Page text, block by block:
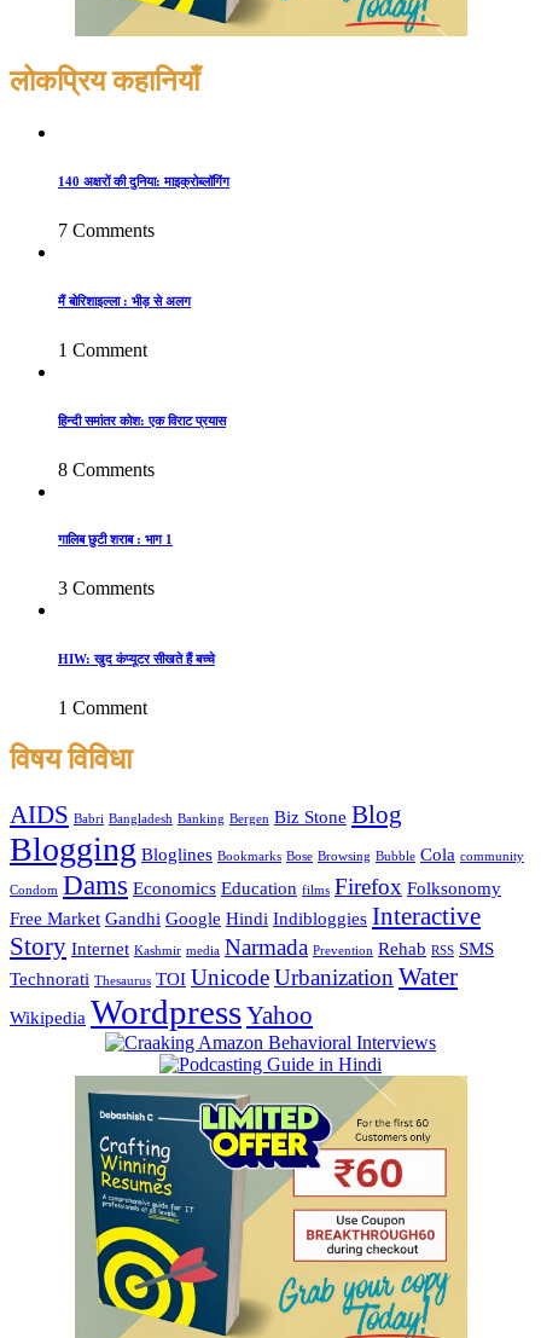
लोकप्रिय कहानियाँ
140 अक्षरों की दुनिया: माइक्रोब्लॉगिंग
7 Comments
मैं बोरिशाइल्ला : भीड़ से अलग
1 Comment
हिन्दी समांतर कोश: एक विराट प्रयास
8 Comments
गालिब छुटी शराब : भाग 1
3 Comments
HIW: खुद कंप्यूटर सीखते हैं बच्चे
1 Comment
विषय विविधा
AIDS Babri Bangladesh Banking Bergen Biz Stone Blog
Blogging Bloglines Bookmarks Bose Browsing Bubble Cola community
Condom Dams Economics Education films Firefox Folksonomy
Free Market Gandhi Google Hindi Indibloggies Interactive
Story Internet Kashmir media Narmada Prevention Rehab RSS SMS
Technorati Thesaurus TOI UnicodeUrbanization Water
Wikipedia WordpressYahoo